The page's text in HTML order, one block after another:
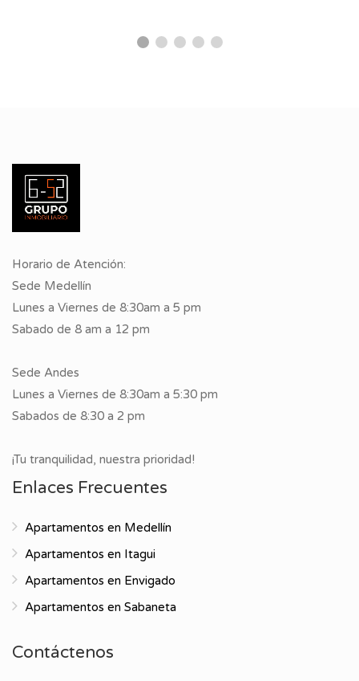
Horario de Atención:
Sede Medellín
Lunes a Viernes de 8:30am a 5 pm
Sabado de 8 am a 12 pm
Sede Andes
Lunes a Viernes de 8:30am a 5:30 pm
Sabados de 8:30 a 2 pm
¡Tu tranquilidad, nuestra prioridad!
Enlaces Frecuentes
Apartamentos en Medellín
Apartamentos en Itagui
Apartamentos en Envigado
Apartamentos en Sabaneta
Contáctenos